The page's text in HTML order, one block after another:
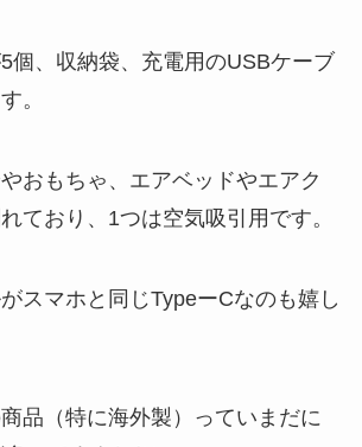
個、収納袋、充電用のUSBケーブ
。
おもちゃ、エアベッドやエアク
ており、1つは空気吸引用です。
スマホと同じTypeーCなのも嬉し
品（特に海外製）っていまだに